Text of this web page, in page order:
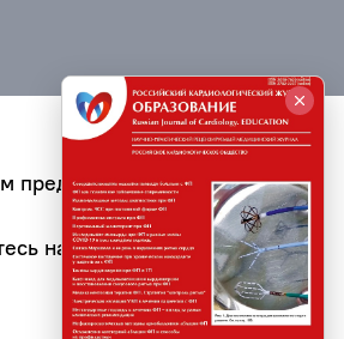
предназначена для
на обработку